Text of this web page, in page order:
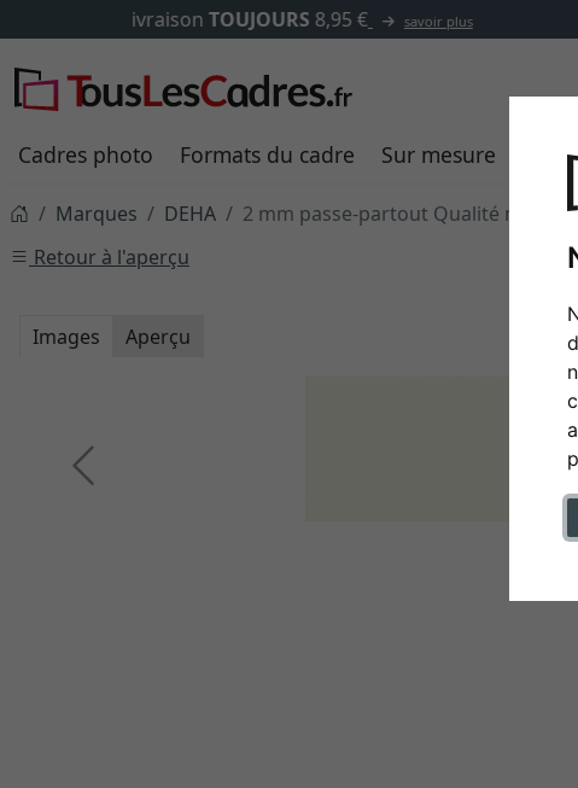
Cadres photo Formats du cadre Sur mesure
Marques DEHA
2 mm passe-partout Qualité musée
Retour à l'aperçu
Images Aperçu
Retour